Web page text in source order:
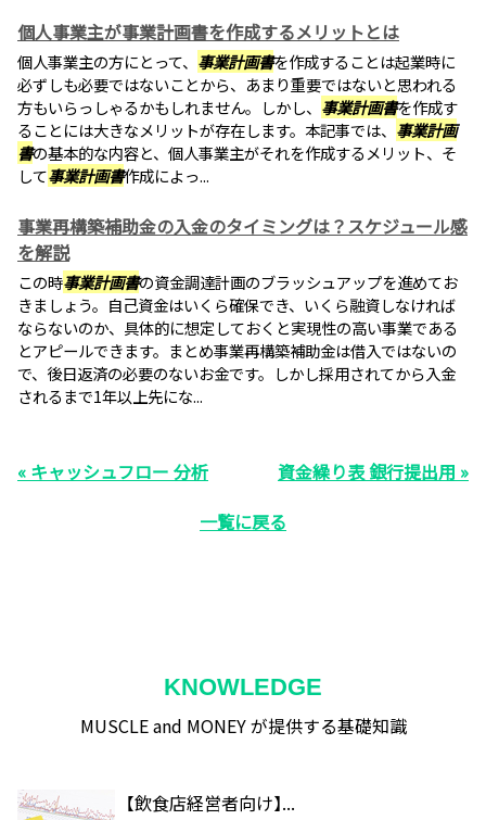
個人事業主が事業計画書を作成するメリットとは
個人事業主の方にとって、 事業計画書を作成することは起業時に
必ずしも必要ではないことから、あまり重要ではないと思われる
方もいらっしゃるかもしれません。しかし、 事業計画書を作成す
ることには大きなメリットが存在します。本記事では、 事業計画
書の基本的な内容と、個人事業主がそれを作成するメリット、そ
して事業計画書作成によっ...
事業再構築補助金の入金のタイミングは？スケジュール感
を解説
この時事業計画書の資金調達計画のブラッシュアップを進めてお
きましょう。自己資金はいくら確保でき、いくら融資しなければ
ならないのか、具体的に想定しておくと実現性の高い事業である
とアピールできます。まとめ事業再構築補助金は借入ではないの
で、後日返済の必要のないお金です。しかし採用されてから入金
されるまで1年以上先にな...
« キャッシュフロー 分析
資金繰り表 銀行提出用 »
一覧に戻る
KNOWLEDGE
MUSCLE and MONEY が提供する基礎知識
【飲食店経営者向け】...